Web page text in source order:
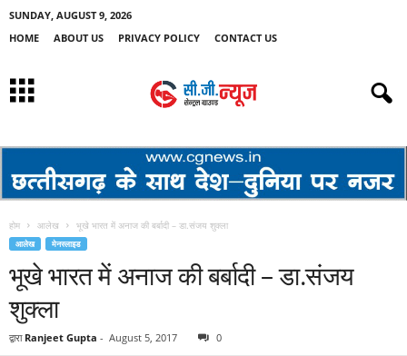
SUNDAY, AUGUST 9, 2026
HOME
ABOUT US PRIVACY POLICY CONTACT US
होम आलेख भूखे भारत में अनाज की बर्बादी – डा.संजय शुक्ला
आलेख मेनस्लाइड
भूखे भारत में अनाज की बर्बादी – डा.संजय
शुक्ला
द्वारा Ranjeet Gupta - August 5, 2017 0